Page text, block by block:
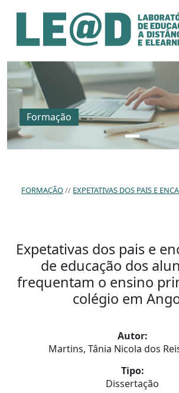
Ir para o conteúdo principal
Informações de acessibilidade
Mapa do site
Formação
FORMAÇÃO EXPETATIVAS DOS PAIS E ENCARREGADOS DE EDUCAÇÃO DOS ALUNOS QUE
Expetativas dos pais e
de educação dos
frequentam o ensino
colégio em
Autor:
Martins, Tânia Nicola dos
Tipo:
Dissertação